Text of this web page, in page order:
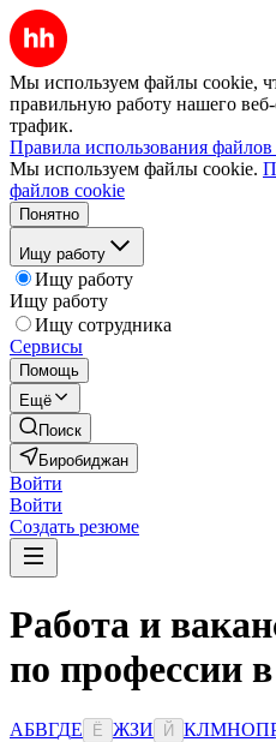
Мы используем файлы cookie,
правильную работу нашего веб-
трафик.
Правила использования
Мы используем файлы cookie.
файлов cookie
Понятно
Ищу работу
Ищу работу
Ищу работу
Ищу сотрудника
Сервисы
Помощь
Ещё
Поиск
Биробиджан
Войти
Войти
Создать резюме
Работа и
по профессии
АБВГДЕ Ё ЖЗИ Й КЛМНОП